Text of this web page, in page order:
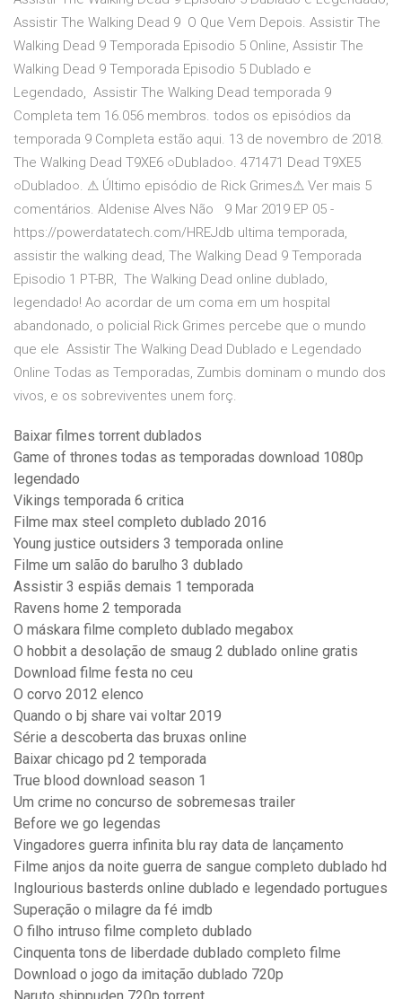
Assistir The Walking Dead 9 O Que Vem Depois. Assistir The
Walking Dead 9 Temporada Episodio 5 Online, Assistir The
Walking Dead 9 Temporada Episodio 5 Dublado e
Legendado, Assistir The Walking Dead temporada 9
Completa tem 16.056 membros. todos os episódios da
temporada 9 Completa estão aqui. 13 de novembro de 2018.
The Walking Dead T9XE6 ○Dublado○. 471471 Dead T9XE5
○Dublado○. ⚠ Último episódio de Rick Grimes⚠ Ver mais 5
comentários. Aldenise Alves Não 9 Mar 2019 EP 05 -
https://powerdatatech.com/HREJdb ultima temporada,
assistir the walking dead, The Walking Dead 9 Temporada
Episodio 1 PT-BR, The Walking Dead online dublado,
legendado! Ao acordar de um coma em um hospital
abandonado, o policial Rick Grimes percebe que o mundo
que ele Assistir The Walking Dead Dublado e Legendado
Online Todas as Temporadas, Zumbis dominam o mundo dos
vivos, e os sobreviventes unem forç.
Baixar filmes torrent dublados
Game of thrones todas as temporadas download 1080p
legendado
Vikings temporada 6 critica
Filme max steel completo dublado 2016
Young justice outsiders 3 temporada online
Filme um salão do barulho 3 dublado
Assistir 3 espiãs demais 1 temporada
Ravens home 2 temporada
O máskara filme completo dublado megabox
O hobbit a desolação de smaug 2 dublado online gratis
Download filme festa no ceu
O corvo 2012 elenco
Quando o bj share vai voltar 2019
Série a descoberta das bruxas online
Baixar chicago pd 2 temporada
True blood download season 1
Um crime no concurso de sobremesas trailer
Before we go legendas
Vingadores guerra infinita blu ray data de lançamento
Filme anjos da noite guerra de sangue completo dublado hd
Inglourious basterds online dublado e legendado portugues
Superação o milagre da fé imdb
O filho intruso filme completo dublado
Cinquenta tons de liberdade dublado completo filme
Download o jogo da imitação dublado 720p